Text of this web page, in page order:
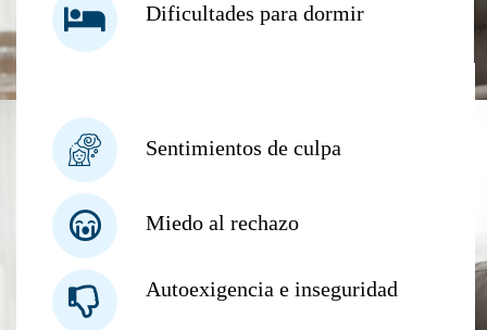
Dificultades para dormir
Sentimientos de culpa
Miedo al rechazo
Autoexigencia e inseguridad